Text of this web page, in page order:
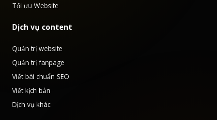
Tối ưu Website
Dịch vụ content
Quản trị website
Quản trị fanpage
Viết bài chuẩn SEO
Viết kịch bản
Dịch vụ khác